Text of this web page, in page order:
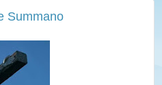
Summano